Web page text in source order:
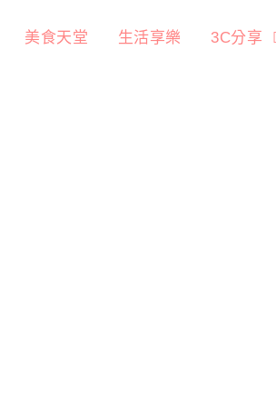
美食天堂 生活享樂 3C分享